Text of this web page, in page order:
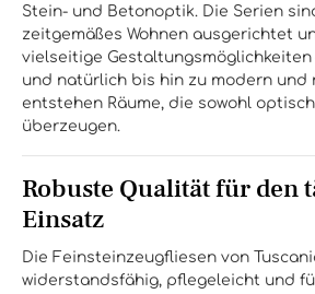
Stein- und Betonoptik. Die Serien
zeitgemäßes Wohnen ausgerichtet
vielseitige Gestaltungsmöglichkeiten
und natürlich bis hin zu modern und
entstehen Räume, die sowohl
überzeugen.
Robuste Qualität für den
Einsatz
Die Feinsteinzeugfliesen von
widerstandsfähig, pflegeleicht und